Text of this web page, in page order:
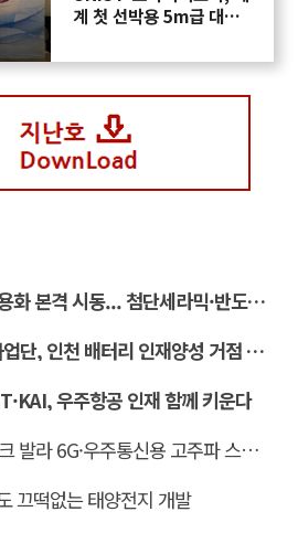
계 첫 선박용 5m급 대형
산업부, 그래핀 상용화 본격 시동... 첨단세라믹·반도체 방열소재 시장 확대 기대
인하대 이차전지사업단, 인천 배터리 인재양성 거점 역할 강화
우주항공 인재 함께 키운다
UNIST, 반도체 잉크 발라 6G·우주통신용 고주파 스위치 만든다
끄떡없는 태양전지 개발